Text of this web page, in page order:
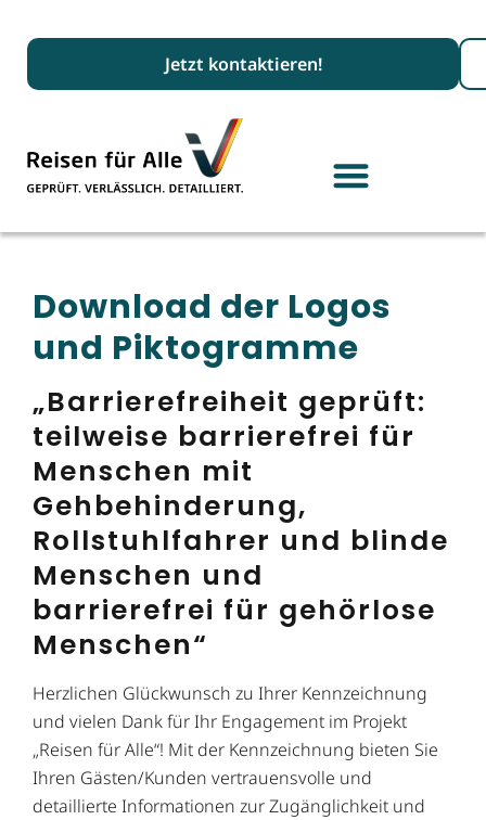
Jetzt kontaktieren!
Download der Logos
und Piktogramme
„Barrierefreiheit geprüft:
teilweise barrierefrei für
Menschen mit
Gehbehinderung,
Rollstuhlfahrer und blinde
Menschen und
barrierefrei für gehörlose
Menschen“
Herzlichen Glückwunsch zu Ihrer Kennzeichnung
und vielen Dank für Ihr Engagement im Projekt
„Reisen für Alle“! Mit der Kennzeichnung bieten Sie
Ihren Gästen/Kunden vertrauensvolle und
detaillierte Informationen zur Zugänglichkeit und